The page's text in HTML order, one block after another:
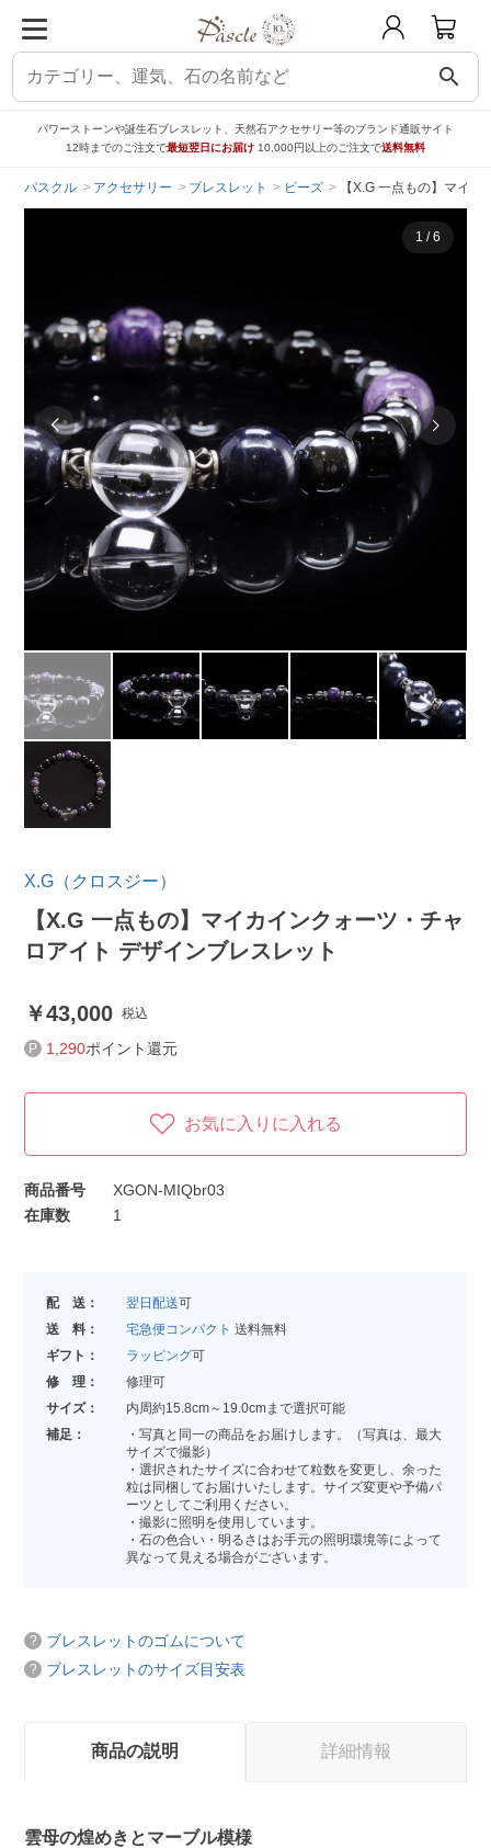
search
パワーストーンや誕生石ブレスレット、天然石アクセサリー等のブランド通販サイト
12時までのご注文で最短翌日にお届け 10,000円以上のご注文で送料無料
パスクル アクセサリー ブレスレット ビーズ 【X.G 一点もの】マイ
1 /6
X.G（クロスジー）
【X.G 一点もの】マイカインクォーツ・チャ
ロアイト デザインブレスレット
43,000 税込
1,290ポイント還元
お気に入りに入れる
商品番号
XGON-MIQbr03
在庫数
1
配 送： 翌日配送可
送 料：
宅急便コンパクト 送料無料
ギフト：
ラッピング可
修 理：
修理可
サイズ：
内周約15.8cm～19.0cmまで選択可能
補足：
・写真と同一の商品をお届けします。（写真は、最大
サイズで撮影）
・選択されたサイズに合わせて粒数を変更し、余った
粒は同梱してお届けいたします。サイズ変更や予備パ
ーツとしてご利用ください。
・撮影に照明を使用しています。
・石の色合い・明るさはお手元の照明環境等によって
異なって見える場合がございます。
ブレスレットのゴムについて
ブレスレットのサイズ目安表
商品の説明 詳細情報
雲母の煌めきとマーブル模様